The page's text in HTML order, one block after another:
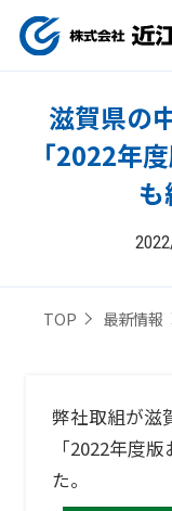
滋賀県の
「2022年
TOP 最新情報
弊社取組が滋
「2022年度
た。